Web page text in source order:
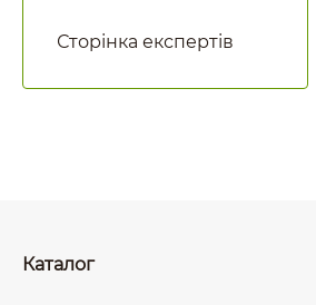
Сторінка експертів
Каталог